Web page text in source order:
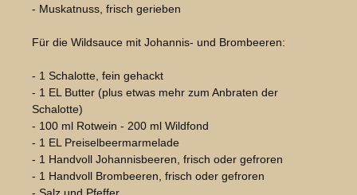
- Muskatnuss, frisch gerieben
Für die Wildsauce mit Johannis- und Brombeeren:
- 1 Schalotte, fein gehackt
- 1 EL Butter (plus etwas mehr zum Anbraten der
Schalotte)
- 100 ml Rotwein - 200 ml Wildfond
- 1 EL Preiselbeermarmelade
- 1 Handvoll Johannisbeeren, frisch oder gefroren
- 1 Handvoll Brombeeren, frisch oder gefroren